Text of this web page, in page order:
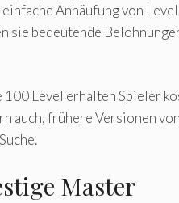
Anhäufung von
bedeutende
Level erhalten Spieler
auch, frühere Versionen
Master